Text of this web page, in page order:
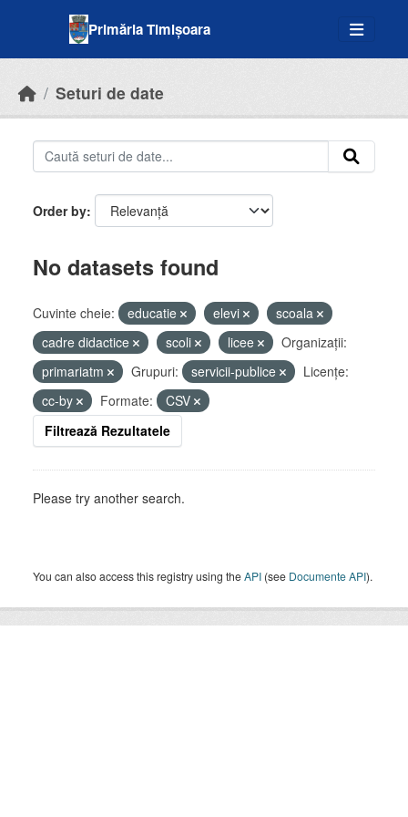
Primăria Timișoara
Seturi de date
Order by
No datasets found
Cuvinte cheie: educatie elevi
scoala
cadre didactice
scoli licee
Organizații:
primariatm
Grupuri: servicii-publice
Licenţe:
cc-by
Formate:
CSV
Filtrează Rezultatele
Please try another search.
You can also access this registry using theAPI (see Documente API).